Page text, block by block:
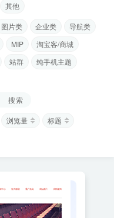
其他
图片类 企业类
导航类
MIP
淘宝客/商城
站群
纯手机主题
搜索
浏览量
标题